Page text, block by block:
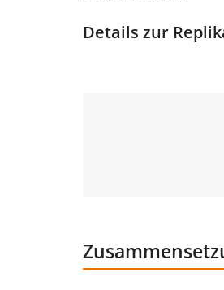
Details zur